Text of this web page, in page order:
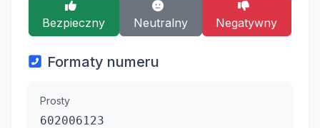
Bezpieczny Neutralny Negatywny
Formaty numeru
Prosty
602006123